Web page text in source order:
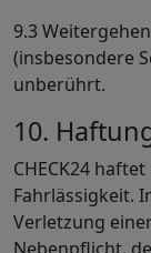
9.3
(insbesondere
unberührt.
10.
CHECK24
Fahrlässigkeit.
Verletzung